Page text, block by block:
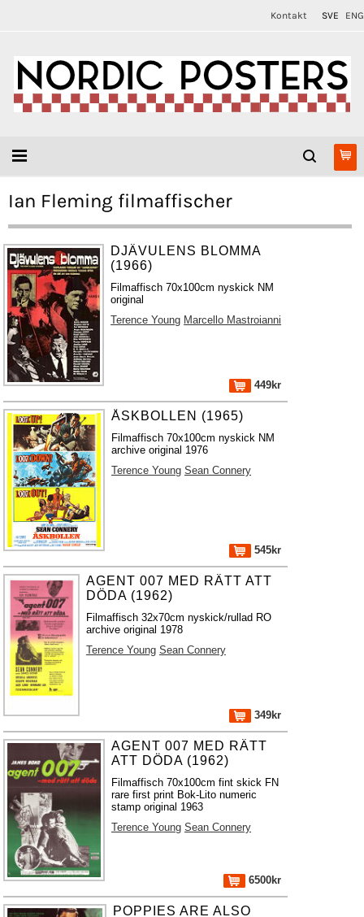
Kontakt SVE ENG
Ian Fleming filmaffischer
DJÄVULENS BLOMMA
(1966)
Filmaffisch 70x100cm nyskick NM
original
Terence Young Marcello Mastroianni
449kr
ÅSKBOLLEN (1965)
Filmaffisch 70x100cm nyskick NM
archive original 1976
Terence Young Sean Connery
545kr
AGENT 007 MED RÄTT ATT
DÖDA (1962)
Filmaffisch 32x70cm nyskick/rullad RO
archive original 1978
Terence Young Sean Connery
349kr
AGENT 007 MED RÄTT
ATT DÖDA (1962)
Filmaffisch 70x100cm fint skick FN
rare first print Bok-Lito numeric
stamp original 1963
Terence Young Sean Connery
6500kr
POPPIES ARE ALSO